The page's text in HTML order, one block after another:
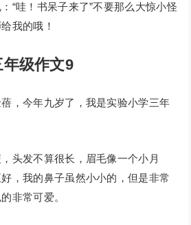
“哇！书呆子来了”不要那么大惊小怪
我的哦！
级作文9
今年九岁了，我是实验小学三年
发不算很长，眉毛像一个小月
，我的鼻子虽然小小的，但是非常
非常可爱。